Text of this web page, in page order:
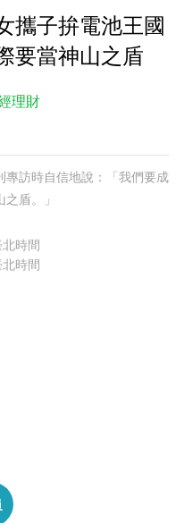
攜子拚電池王
要當神山之盾
理財
訪時自信地說：「我們要成
盾。」
時間
時間